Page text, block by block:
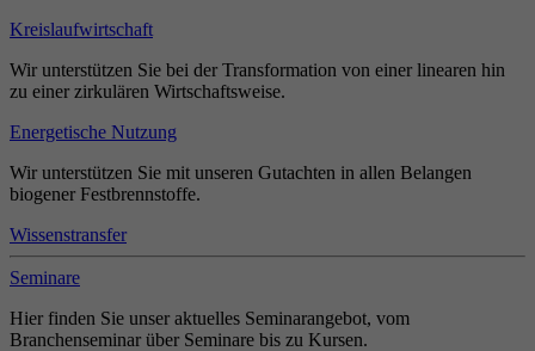
Kreislaufwirtschaft
Wir unterstützen Sie bei der Transformation von einer linearen hin
zu einer zirkulären Wirtschaftsweise.
Energetische Nutzung
Wir unterstützen Sie mit unseren Gutachten in allen Belangen
biogener Festbrennstoffe.
Wissenstransfer
Seminare
Hier finden Sie unser aktuelles Seminarangebot, vom
Branchenseminar über Seminare bis zu Kursen.